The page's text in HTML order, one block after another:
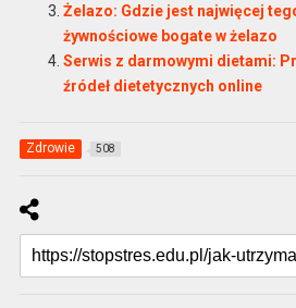
Żelazo: Gdzie jest najwięcej
żywnościowe bogate w żelazo
Serwis z darmowymi dietami:
źródeł dietetycznych online
Zdrowie 508